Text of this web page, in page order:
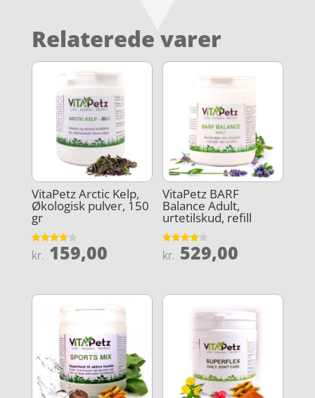
Relaterede varer
VitaPetz Arctic Kelp,
Økologisk pulver, 150
gr
Vurderet
3.8
kr. 159,00
VitaPetz BARF
Balance Adult,
urtetilskud, refill
Vurderet
4.1
kr. 529,00